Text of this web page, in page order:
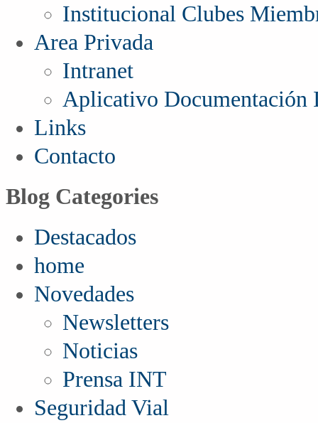
Institucional Clubes
Area Privada
Intranet
Aplicativo Documentación
Links
Contacto
Blog Categories
Destacados
home
Novedades
Newsletters
Noticias
Prensa INT
Seguridad Vial